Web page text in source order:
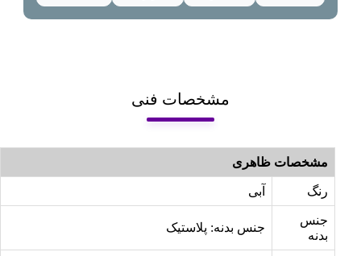
مشخصات فنی
مشخصات ظاهری
رنگ
جنس
بدنه
جنس بدنه: پلاستیک